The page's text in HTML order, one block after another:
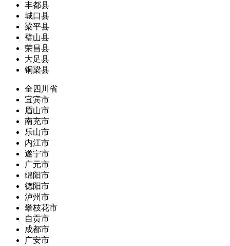
丰都县
城口县
梁平县
璧山县
荣昌县
大足县
铜梁县
全四川省
宜宾市
眉山市
南充市
乐山市
内江市
遂宁市
广元市
绵阳市
德阳市
泸州市
攀枝花市
自贡市
成都市
广安市